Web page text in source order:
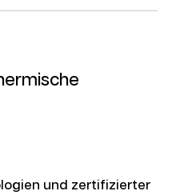
und zertifizierter